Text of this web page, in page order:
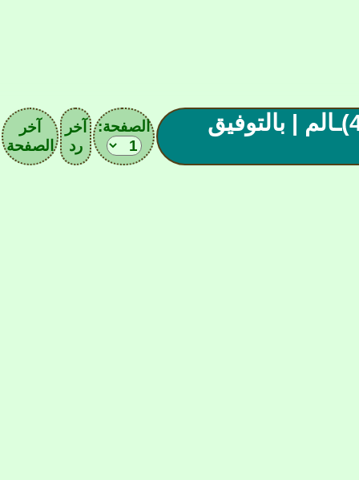
| مل(619)ـحق أسود الأطلس - رابع العـ(4)ـالم | بالتوفيق الصفحة:
آخر
رد
آخر
الصفحة